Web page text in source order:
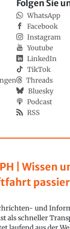
| Wissen
und
als schneller
Folgen Sie
WhatsApp
Facebook
Instagram
Youtube
LinkedIn
TikTok
Threads
Bluesky
Podcast
RSS